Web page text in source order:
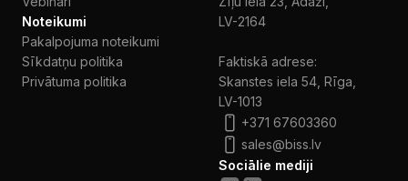
Noteikumi
Pakalpojuma noteikumi
Sīkdatņu politika
Privātuma politika
LV-2164
Faktiskā adrese:
Skanstes iela 54, Rīga,
LV-1013
+371 67603360
sales@biss.lv
Sociālie mediji